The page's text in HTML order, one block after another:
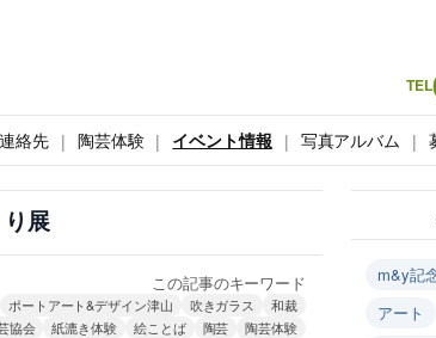
TEL
連絡先 陶芸体験 イベント情報 写真アルバム
展
この記事のキーワード
ポートアート&デザイン津山 吹きガラス
和裁
協会 紙漉き体験 絵ことば 陶芸 陶芸体験
m&y記
アート